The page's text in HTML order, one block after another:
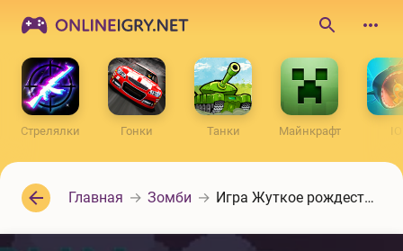
по
сайту
Стрелялки Гонки Танки Майнкрафт IO
Главная Зомби Игра Жуткое рождество